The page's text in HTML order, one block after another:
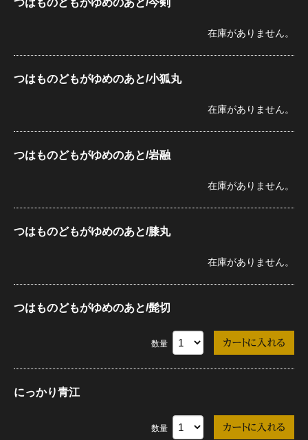
つはものどもがゆめのあと/今剣
在庫がありません。
つはものどもがゆめのあと/小狐丸
在庫がありません。
つはものどもがゆめのあと/岩融
在庫がありません。
つはものどもがゆめのあと/膝丸
在庫がありません。
つはものどもがゆめのあと/髭切
数量
にっかり青江
数量